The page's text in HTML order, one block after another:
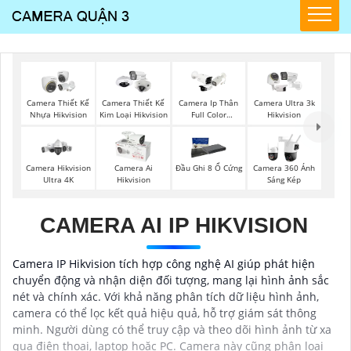
Camera Thiết Kế
Nhựa Hikvision
Camera Thiết Kế
Kim Loại Hikvision
Camera Ip Thân
Full Color
Camera Ultra 3k
Hikvision
Camera Hikvision
Ultra 4K
Camera Ai
Hikvision
Đầu Ghi 8 Ổ Cứng
Camera 360 Ánh
Sáng Kép
CAMERA AI IP HIKVISION
Camera IP Hikvision tích hợp công nghệ AI giúp phát hiện
chuyển động và nhận diện đối tượng, mang lại hình ảnh sắc
nét và chính xác. Với khả năng phân tích dữ liệu hình ảnh,
camera có thể lọc kết quả hiệu quả, hỗ trợ giám sát thông
minh. Người dùng có thể truy cập và theo dõi hình ảnh từ xa
qua điện thoại, laptop hoặc PC. Camera này cũng phân loại